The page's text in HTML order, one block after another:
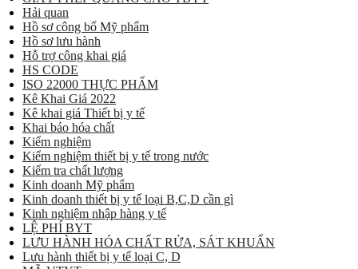
Hải quan
Hồ sơ công bố Mỹ phẩm
Hồ sơ lưu hành
Hỗ trợ công khai giá
HS CODE
ISO 22000 THỰC PHẨM
Kê Khai Giá 2022
Kê khai giá Thiết bị y tế
Khai báo hóa chất
Kiểm nghiệm
Kiểm nghiệm thiết bị y tế trong nước
Kiểm tra chất lượng
Kinh doanh Mỹ phẩm
Kinh doanh thiết bị y tế loại B,C,D cần gì
Kinh nghiệm nhập hàng y tế
LỆ PHÍ BYT
LƯU HÀNH HÓA CHẤT RỬA, SÁT KHUẨN
Lưu hành thiết bị y tế loại C, D